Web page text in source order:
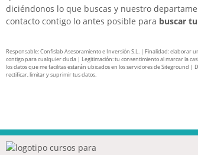
diciéndonos lo que buscas y nuestro
contacto contigo lo antes posible para buscar
Responsable: Confislab Asesoramiento e Inversión S.L. | Finalidad: elaborar
contigo para cualquier duda | Legitimación: tu consentimiento al marcar la
los datos que me facilitas estarán ubicados en los servidores de Siteground |
rectificar, limitar y suprimir tus datos.